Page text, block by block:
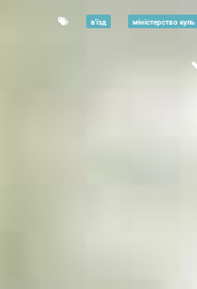
в'їзд міністерство куль